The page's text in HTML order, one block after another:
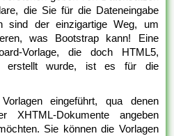
die Sie für die Dateneingabe
sind der einzigartige Weg, um
was Bootstrap kann! Eine
Vorlage, die doch HTML5,
erstellt wurde, ist es für die
eingeführt, qua denen
XHTML-Dokumente angeben
Sie können die Vorlagen